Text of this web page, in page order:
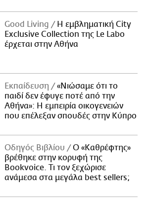
Good Living
Η εμβληματική City
Exclusive Collection της Le Labo
έρχεται στην Αθήνα
Εκπαίδευση
«Νιώσαμε ότι το
παιδί δεν έφυγε ποτέ από την
Αθήνα»: Η εμπειρία οικογενειών
που επέλεξαν σπουδές στην Κύπρο
Οδηγός Βιβλίου
Ο «Καθρέφτης»
βρέθηκε στην κορυφή της
Bookvoice. Τι τον ξεχώρισε
ανάμεσα στα μεγάλα best sellers;